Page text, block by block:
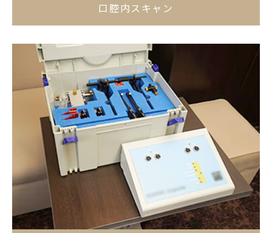
口腔内スキャン